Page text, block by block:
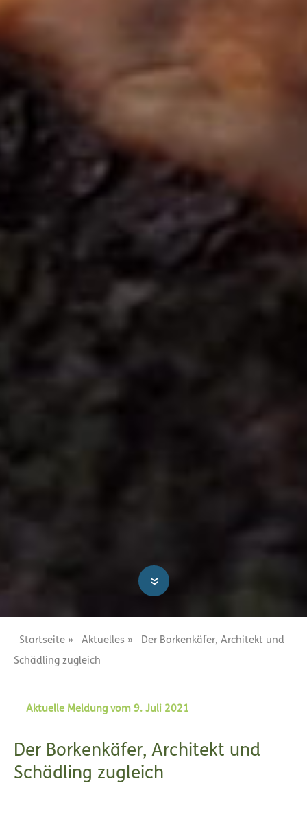
»
Startseite » Aktuelles »
Der Borkenkäfer, Architekt und
Schädling zugleich
Aktuelle Meldung vom 9. Juli 2021
Der Borkenkäfer, Architekt und
Schädling zugleich